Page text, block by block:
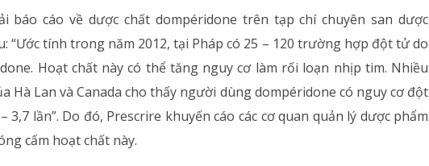
giá thuốc
Dinh dưỡng
Tai – Mũi – Họng
báo cáo về dược chất dompéridone trên tạp chí chuyên san dược
“Ước tính trong năm 2012, tại Pháp có 25 – 120 trường hợp đột tử do
Hoạt chất này có thể tăng nguy cơ làm rối loạn nhịp tim. Nhiều
Hà Lan và Canada cho thấy người dùng dompéridone có nguy cơ đột
3,7 lần”. Do đó, Prescrire khuyến cáo các cơ quan quản lý dược phẩm
cấm hoạt chất này.